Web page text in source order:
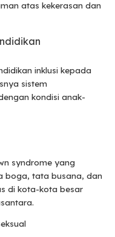
atas kekerasan dan
inklusi kepada
sistem
kondisi anak-
syndrome yang
boga, tata busana, dan
di kota-kota besar